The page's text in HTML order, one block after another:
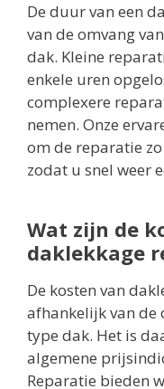
De duur van een
van de omvang
dak. Kleine
enkele uren
complexere
nemen. Onze
om de reparatie
zodat u snel weer
Wat zijn de
daklekkage
De kosten van
afhankelijk van de
type dak. Het is
algemene
Reparatie bieden